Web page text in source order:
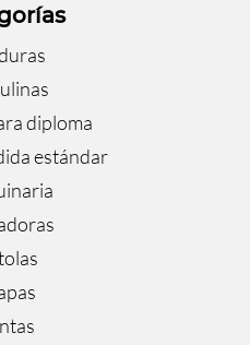
diploma
estándar